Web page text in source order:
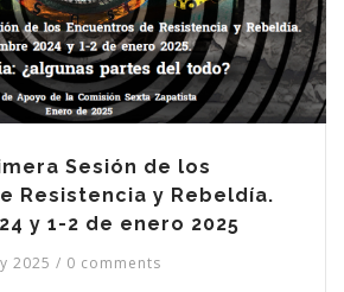
Sesión de los
Resistencia y Rebeldía.
y 1-2 de enero 2025
2025 / 0 comments